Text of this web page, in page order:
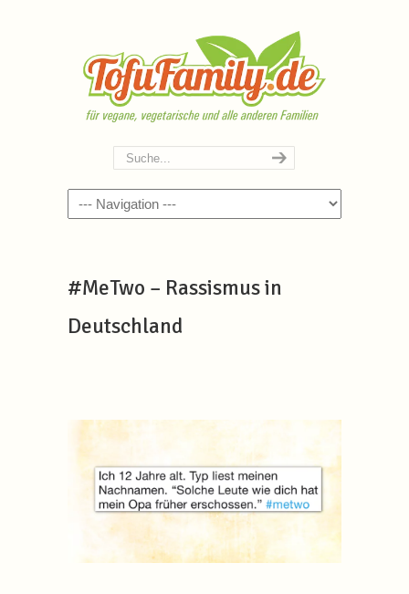
Navigation
#MeTwo – Rassismus in
Deutschland